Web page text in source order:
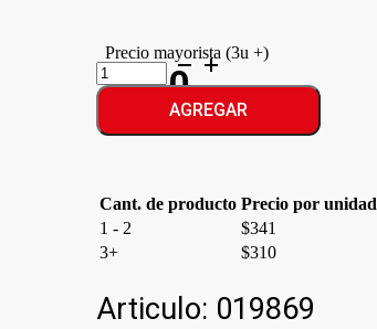
Precio mayorista (3u +)
$310
SAPITO
RELLENO
FRUTILLAAGREGAR
Cant. de producto Precio por unidad
1 - 2
$341
3+
$310
Articulo: 019869